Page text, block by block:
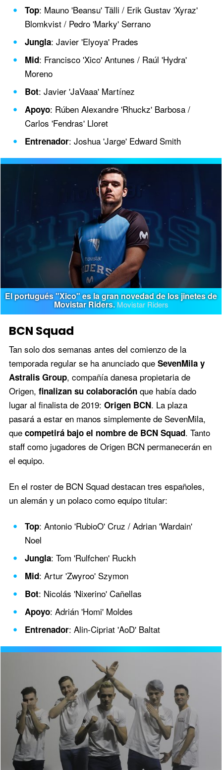
Top: Mauno 'Beansu' Tälli / Erik Gustav 'Xyraz'
Blomkvist / Pedro 'Marky' Serrano
Jungla: Javier 'Elyoya' Prades
Mid: Francisco 'Xico' Antunes / Raúl 'Hydra'
Moreno
Bot: Javier 'JaVaaa' Martínez
Apoyo: Rúben Alexandre 'Rhuckz' Barbosa /
Carlos 'Fendras' Lloret
Entrenador: Joshua 'Jarge' Edward Smith
El portugués "Xico" es la gran novedad de los jinetes de
Movistar Riders.Movistar Riders
BCN Squad
Tan solo dos semanas antes del comienzo de la
temporada regular se ha anunciado que SevenMila y
Astralis Group, compañía danesa propietaria de
Origen, finalizan su colaboraciónque había dado
lugar al finalista de 2019: Origen BCN. La plaza
pasará a estar en manos simplemente de SevenMila,
que competirá bajo el nombre de BCN Squad. Tanto
staff como jugadores de Origen BCN permanecerán en
el equipo.
En el roster de BCN Squad destacan tres españoles,
un alemán y un polaco como equipo titular:
Top: Antonio 'RubioO' Cruz / Adrian 'Wardain'
Noel
Jungla: Tom 'Rulfchen' Ruckh
Mid: Artur 'Zwyroo' Szymon
Bot: Nicolás 'Nixerino' Cañellas
Apoyo: Adrián 'Homi' Moldes
Entrenador: Alin-Cipriat 'AoD' Baltat